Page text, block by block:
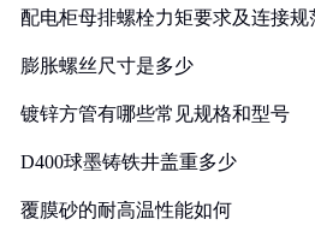
配电柜母排螺栓力矩要求及连接规
膨胀螺丝尺寸是多少
镀锌方管有哪些常见规格和型号
D400球墨铸铁井盖重多少
覆膜砂的耐高温性能如何